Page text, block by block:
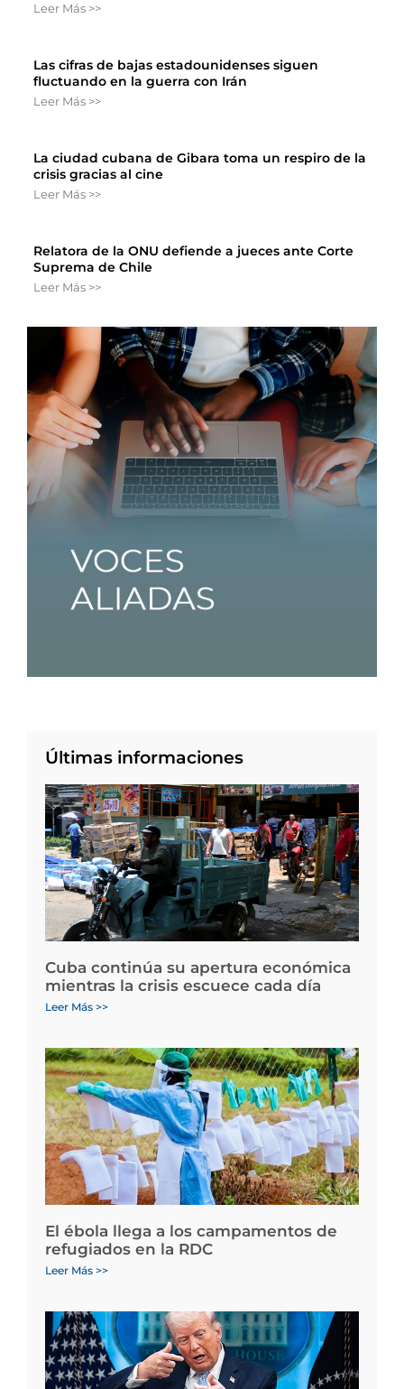
Leer Más >>
Las cifras de bajas estadounidenses siguen
fluctuando en la guerra con Irán
Leer Más >>
La ciudad cubana de Gibara toma un respiro de la
crisis gracias al cine
Leer Más >>
Relatora de la ONU defiende a jueces ante Corte
Suprema de Chile
Leer Más >>
Últimas informaciones
Cuba continúa su apertura económica
mientras la crisis escuece cada día
Leer Más >>
El ébola llega a los campamentos de
refugiados en la RDC
Leer Más >>